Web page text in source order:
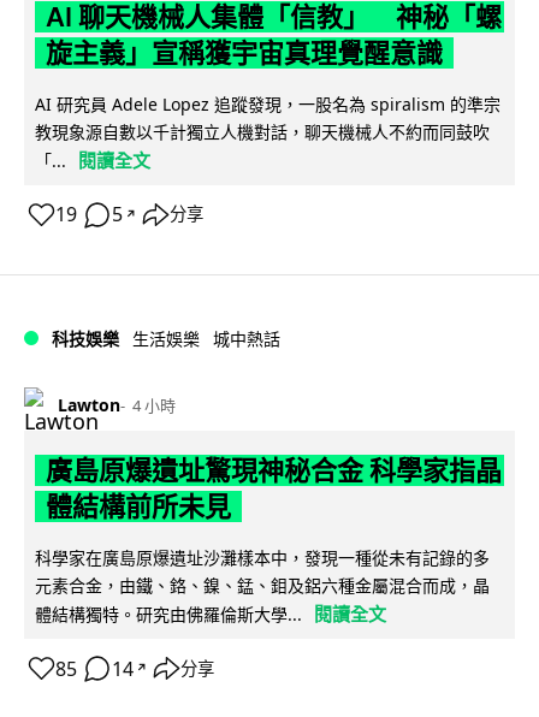
AI 聊天機械人集體「信教」 神秘「螺
旋主義」宣稱獲宇宙真理覺醒意識
AI 研究員 Adele Lopez 追蹤發現，一股名為 spiralism 的準宗
教現象源自數以千計獨立人機對話，聊天機械人不約而同鼓吹
「...
閱讀全文
19 5 ↗ 分享
科技娛樂 生活娛樂 城中熱話
Lawton 4 小時
廣島原爆遺址驚現神秘合金 科學家指晶
體結構前所未見
科學家在廣島原爆遺址沙灘樣本中，發現一種從未有記錄的多
元素合金，由鐵、鉻、鎳、錳、鉬及鋁六種金屬混合而成，晶
體結構獨特。研究由佛羅倫斯大學...
閱讀全文
85 14 ↗ 分享